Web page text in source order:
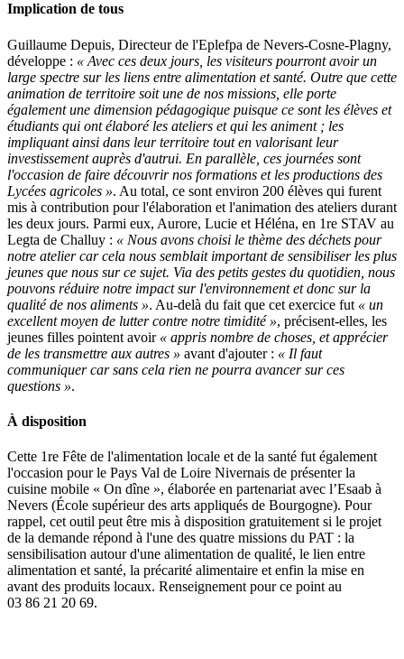
Implication de tous
Guillaume Depuis, Directeur de l'Eplefpa de Nevers-Cosne-Plagny,
développe : « Avec ces deux jours, les visiteurs pourront avoir un
large spectre sur les liens entre alimentation et santé. Outre que cette
animation de territoire soit une de nos missions, elle porte
également une dimension pédagogique puisque ce sont les élèves et
étudiants qui ont élaboré les ateliers et qui les animent ; les
impliquant ainsi dans leur territoire tout en valorisant leur
investissement auprès d'autrui. En parallèle, ces journées sont
l'occasion de faire découvrir nos formations et les productions des
Lycées agricoles ». Au total, ce sont environ 200 élèves qui furent
mis à contribution pour l'élaboration et l'animation des ateliers durant
les deux jours. Parmi eux, Aurore, Lucie et Héléna, en 1re STAV au
Legta de Challuy : « Nous avons choisi le thème des déchets pour
notre atelier car cela nous semblait important de sensibiliser les plus
jeunes que nous sur ce sujet. Via des petits gestes du quotidien, nous
pouvons réduire notre impact sur l'environnement et donc sur la
qualité de nos aliments ». Au-delà du fait que cet exercice fut « un
excellent moyen de lutter contre notre timidité », précisent-elles, les
jeunes filles pointent avoir « appris nombre de choses, et apprécier
de les transmettre aux autres » avant d'ajouter : « Il faut
communiquer car sans cela rien ne pourra avancer sur ces
questions ».
À disposition
Cette 1re Fête de l'alimentation locale et de la santé fut également
l'occasion pour le Pays Val de Loire Nivernais de présenter la
cuisine mobile « On dîne », élaborée en partenariat avec l’Esaab à
Nevers (École supérieur des arts appliqués de Bourgogne). Pour
rappel, cet outil peut être mis à disposition gratuitement si le projet
de la demande répond à l'une des quatre missions du PAT : la
sensibilisation autour d'une alimentation de qualité, le lien entre
alimentation et santé, la précarité alimentaire et enfin la mise en
avant des produits locaux. Renseignement pour ce point au
03 86 21 20 69.